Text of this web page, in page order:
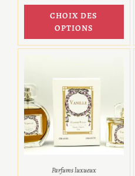
CHOIX DES
OPTIONS
Parfums luxueux